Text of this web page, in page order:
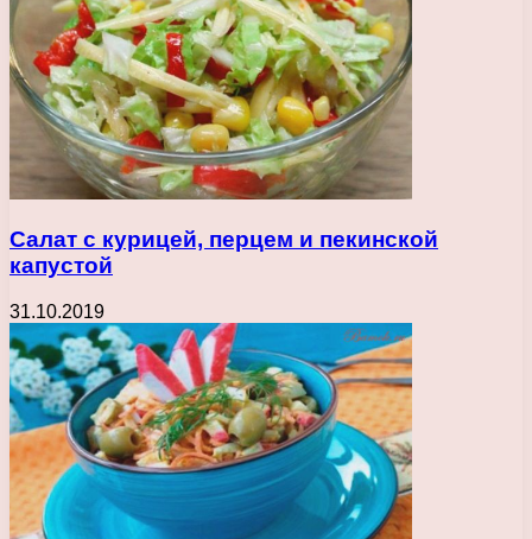
Салат с курицей, перцем и пекинской
капустой
31.10.2019